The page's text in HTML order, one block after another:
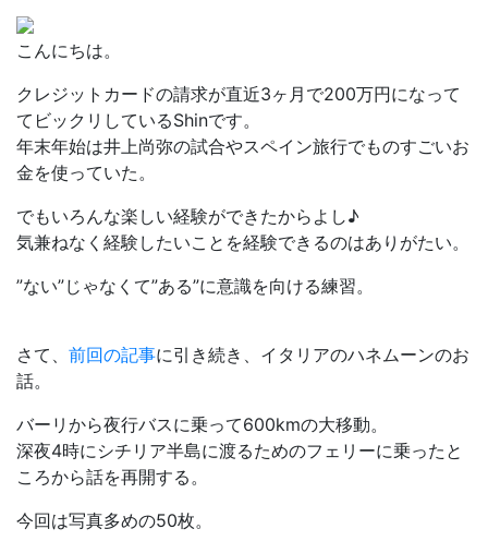
こんにちは。
クレジットカードの請求が直近3ヶ月で200万円になって
てビックリしているShinです。
年末年始は井上尚弥の試合やスペイン旅行でものすごいお
金を使っていた。
でもいろんな楽しい経験ができたからよし♪
気兼ねなく経験したいことを経験できるのはありがたい。
”ない”じゃなくて”ある”に意識を向ける練習。
さて、 前回の記事に引き続き、イタリアのハネムーンのお
話。
バーリから夜行バスに乗って600kmの大移動。
深夜4時にシチリア半島に渡るためのフェリーに乗ったと
ころから話を再開する。
今回は写真多めの50枚。